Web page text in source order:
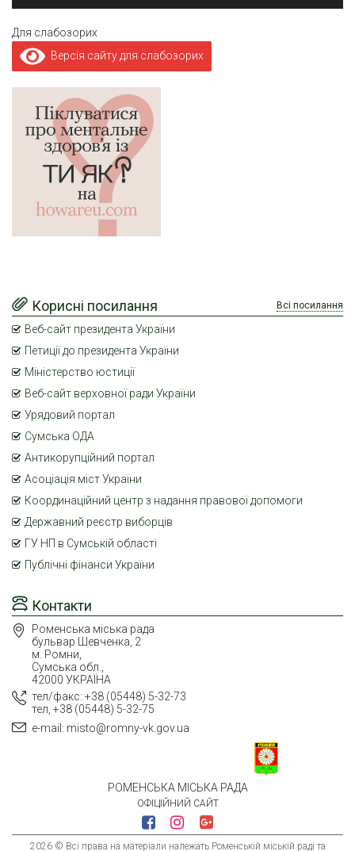
Для слабозорих
Версія сайту для слабозорих
РОМЕНСЬКА МІСЬКА РАДА
ОФІЦІЙНИЙ САЙТ
2026 © Всі права на матеріали належать Роменській міській раді та
Контакти
Роменська міська рада
бульвар Шевченка, 2
м. Ромни,
Сумська обл.,
42000 УКРАЇНА
тел/факс: +38 (05448) 5-32-73
тел, +38 (05448) 5-32-75
e-mail: misto@romny-vk.gov.ua
Корисні посилання Всі посилання
Веб-сайт президента України
Петиції до президента України
Міністерство юстиції
Веб-сайт верховної ради України
Урядовий портал
Сумська ОДА
Антикорупційний портал
Асоціація міст України
Координаційний центр з надання правової допомоги
Державний реєстр виборців
ГУ НП в Сумській області
Публічні фінанси України